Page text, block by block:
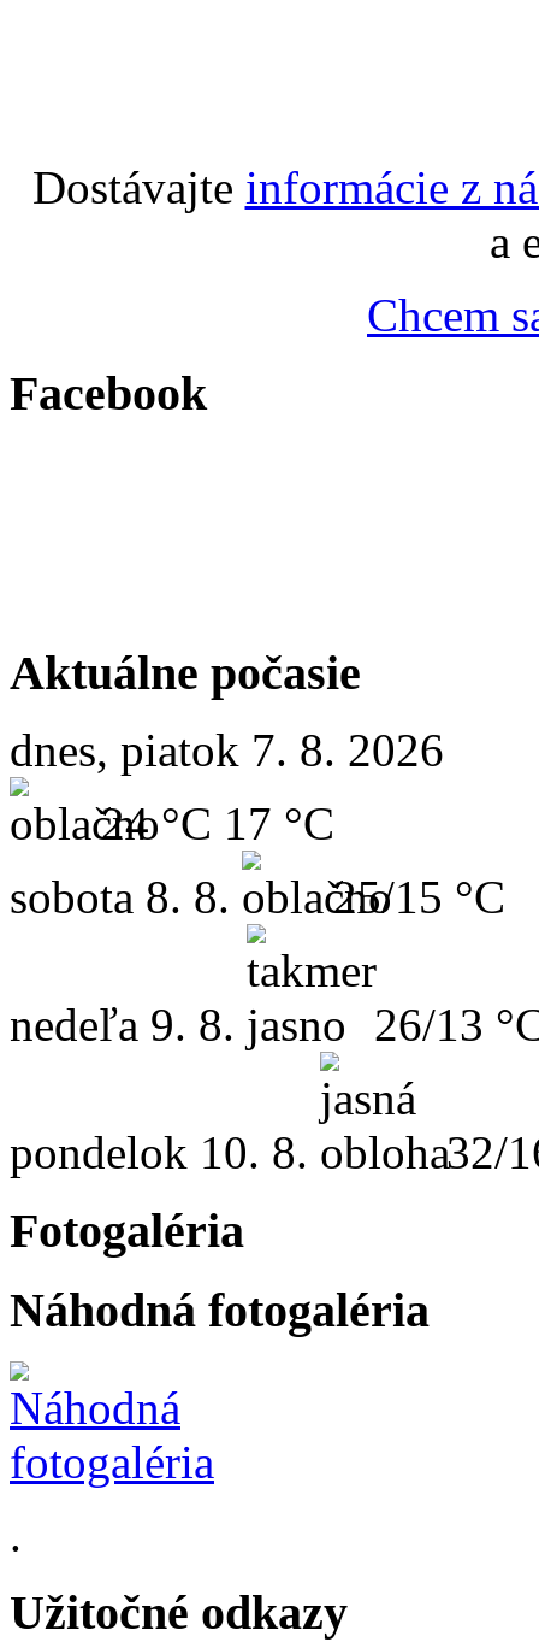
Dostávajte informácie z
a
Chcem
Facebook
Aktuálne počasie
dnes, piatok 7. 8. 2026
24 °C 17 °C
sobota 8. 8. 25/15 °C
nedeľa 9. 8. 26/13
pondelok 10. 8. 32/
Fotogaléria
Náhodná fotogaléria
.
Užitočné odkazy